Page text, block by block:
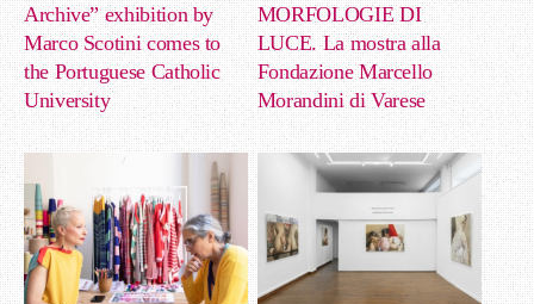
Archive” exhibition by
Marco Scotini comes to
the Portuguese Catholic
University
MORFOLOGIE DI
LUCE. La mostra alla
Fondazione Marcello
Morandini di Varese